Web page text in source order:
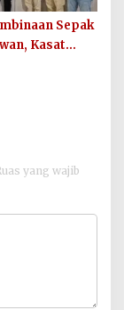
Sepak
Kasat
yang wajib